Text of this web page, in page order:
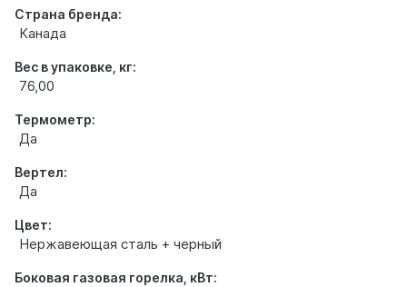
Страна бренда:
Канада
Вес в упаковке, кг:
76,00
Термометр:
Да
Вертел:
Да
Цвет:
Нержавеющая сталь + черный
Боковая газовая горелка, кВт: